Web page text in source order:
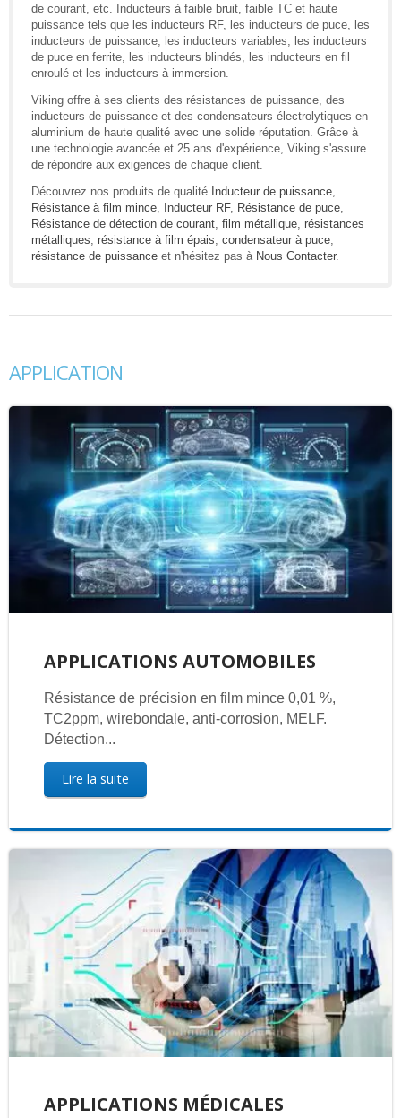
de courant, etc. Inducteurs à faible bruit, faible TC et haute
puissance tels que les inducteurs RF, les inducteurs de puce, les
inducteurs de puissance, les inducteurs variables, les inducteurs
de puce en ferrite, les inducteurs blindés, les inducteurs en fil
enroulé et les inducteurs à immersion.
Viking offre à ses clients des résistances de puissance, des
inducteurs de puissance et des condensateurs électrolytiques en
aluminium de haute qualité avec une solide réputation. Grâce à
une technologie avancée et 25 ans d'expérience, Viking s'assure
de répondre aux exigences de chaque client.
Découvrez nos produits de qualité Inducteur de puissance
Résistance à film mince
Inducteur RF, Résistance de puce
Résistance de détection de courant film métallique résistances
métalliques résistance à film épais condensateur à puce
résistance de puissance et n'hésitez pas à Nous Contacter.
APPLICATION
APPLICATIONS AUTOMOBILES
Résistance de précision en film mince 0,01 %,
TC2ppm, wirebondale, anti-corrosion, MELF.
Détection...
Lire la suite
APPLICATIONS MÉDICALES